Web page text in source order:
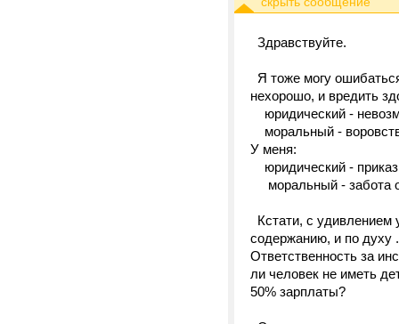
Здравствуйте.
Я тоже могу
нехорошо, и вредить
юридический -
моральный -
У меня:
юридический -
моральный - забота
Кстати, с удивлением
содержанию, и по духу
Ответственность за
ли человек не иметь
50% зарплаты?